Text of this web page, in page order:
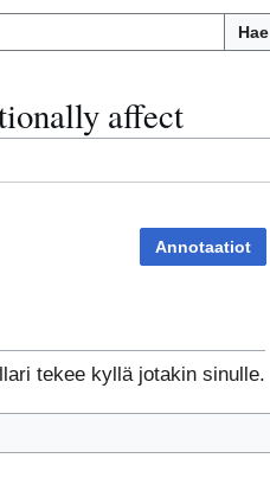
Hae
affect
Annotaatiot
tekee kyllä jotakin sinulle.